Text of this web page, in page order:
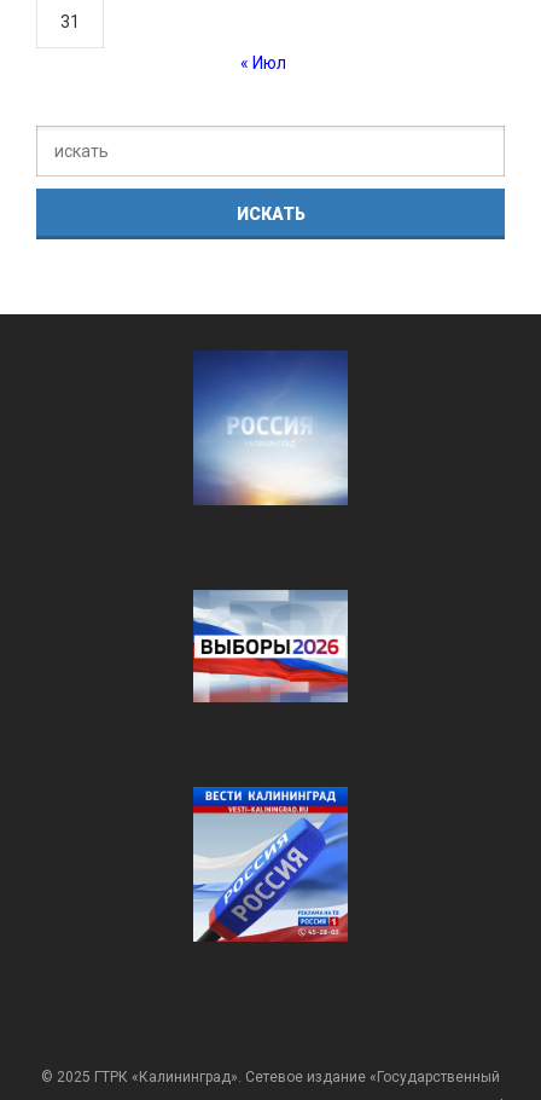
31
« Июл
© 2025 ГТРК «Калининград». Сетевое издание «Государственный